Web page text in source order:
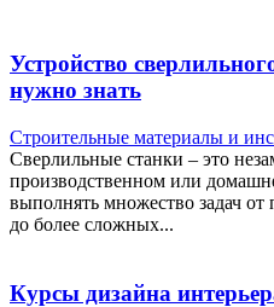
Устройство
нужно знать
Строительные материалы и
Сверлильные станки – это
производственном или
выполнять множество задач от
до более сложных...
Курсы дизайна